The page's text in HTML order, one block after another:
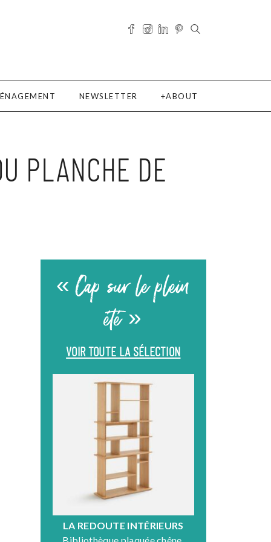
NEWSLETTER ABOUT
PLANCHE DE
« Cap sur le plein
été »
VOIR TOUTE LA SÉLECTION
LA REDOUTE INTÉRIEURS